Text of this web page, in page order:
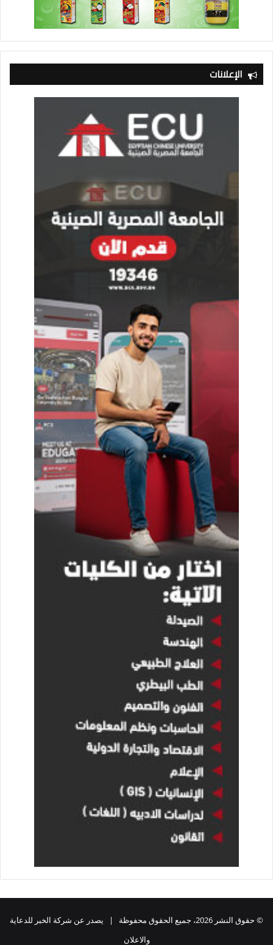
الإعلانات
© حقوق النشر 2026، جميع الحقوق محفوظة | يصدر عن شركة الخبر للدعاية
والاعلان